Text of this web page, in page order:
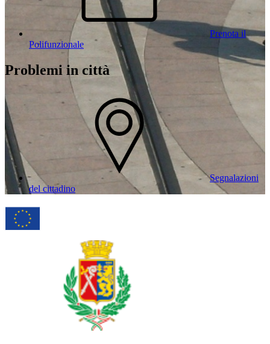
Prenota il
Polifunzionale
Problemi in città
Segnalazioni
del cittadino